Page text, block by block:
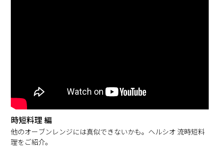
時短料理 編
他のオーブンレンジには真似できないかも。ヘルシオ 流時短料
理をご紹介。